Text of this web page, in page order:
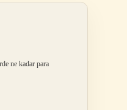
ne kadar para